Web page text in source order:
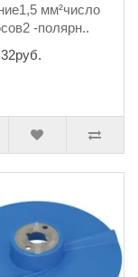
мм²число
-полярн..